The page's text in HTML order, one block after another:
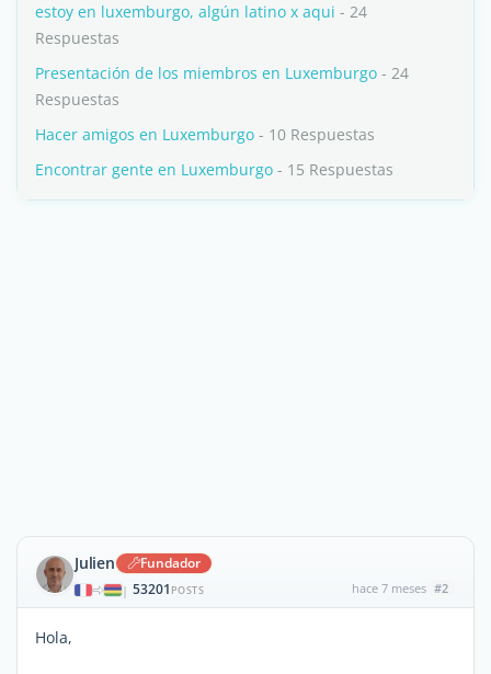
estoy en luxemburgo, algún latino x aqui - 24
Respuestas
Presentación de los miembros en Luxemburgo - 24
Respuestas
Hacer amigos en Luxemburgo - 10 Respuestas
Encontrar gente en Luxemburgo - 15 Respuestas
Julien Fundador
| 53201 POSTS hace 7 meses #2
Hola,